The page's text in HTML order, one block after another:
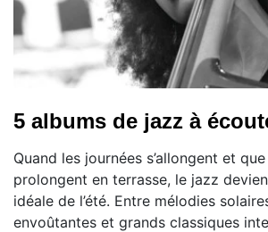
5 albums de jazz à
Quand les journées s’allongent et
prolongent en terrasse, le jazz
idéale de l’été. Entre mélodies
envoûtantes et grands classiques